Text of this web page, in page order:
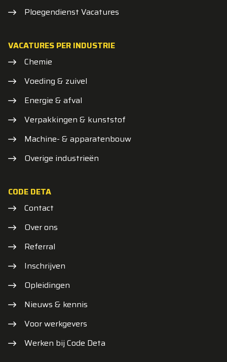
Ploegendienst Vacatures
VACATURES PER INDUSTRIE
Chemie
Voeding & zuivel
Energie & afval
Verpakkingen & kunststof
Machine- & apparatenbouw
Overige industrieën
CODE DETA
Contact
Over ons
Referral
Inschrijven
Opleidingen
Nieuws & kennis
Voor werkgevers
Werken bij Code Deta